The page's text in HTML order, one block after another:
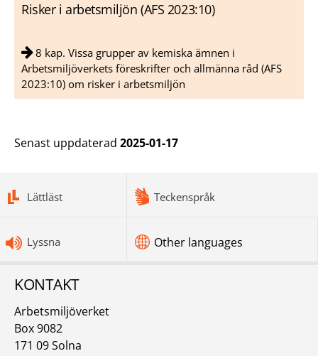
Risker i arbetsmiljön (AFS 2023:10)
8 kap. Vissa grupper av kemiska ämnen i
Arbetsmiljöverkets föreskrifter och allmänna råd (AFS
2023:10) om risker i arbetsmiljön
Senast uppdaterad 2025-01-17
Lättläst Teckenspråk
Lyssna Other languages
KONTAKT
Arbetsmiljöverket
Box 9082
171 09 Solna